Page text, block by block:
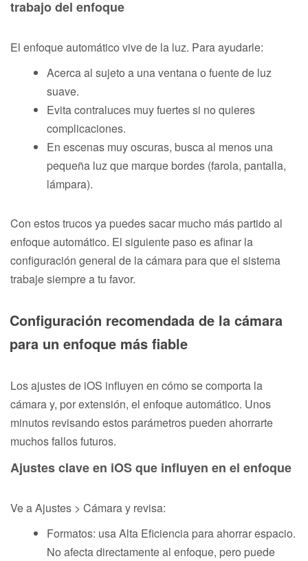
trabajo del enfoque
El enfoque automático vive de la luz. Para ayudarle:
Acerca al sujeto a una ventana o fuente de luz
suave.
Evita contraluces muy fuertes si no quieres
complicaciones.
En escenas muy oscuras, busca al menos una
pequeña luz que marque bordes (farola, pantalla,
lámpara).
Con estos trucos ya puedes sacar mucho más partido al
enfoque automático. El siguiente paso es afinar la
configuración general de la cámara para que el sistema
trabaje siempre a tu favor.
Configuración recomendada de la cámara
para un enfoque más fiable
Los ajustes de iOS influyen en cómo se comporta la
cámara y, por extensión, el enfoque automático. Unos
minutos revisando estos parámetros pueden ahorrarte
muchos fallos futuros.
Ajustes clave en iOS que influyen en el enfoque
Ve a Ajustes > Cámara y revisa:
Formatos: usa Alta Eficiencia para ahorrar espacio.
No afecta directamente al enfoque, pero puede